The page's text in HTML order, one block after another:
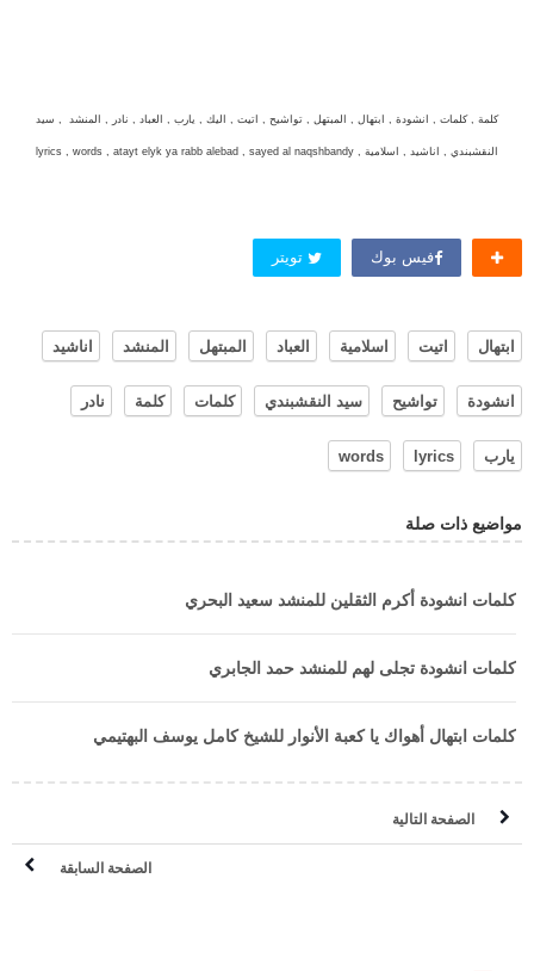
كلمة , كلمات , انشودة , ابتهال , المبتهل , تواشيح , اتيت , اليك , يارب , العباد , نادر , المنشد , سيد
النقشبندي , اناشيد , اسلامية , lyrics , words , atayt elyk ya rabb alebad , sayed al naqshbandy
فيس بوك تويتر
ابتهال اتيت اسلامية العباد المبتهل المنشد اناشيد
انشودة تواشيح سيد النقشبندي كلمات كلمة نادر
يارب lyrics
words
مواضيع ذات صلة
كلمات انشودة أكرم الثقلين للمنشد سعيد البحري
كلمات انشودة تجلى لهم للمنشد حمد الجابري
كلمات ابتهال أهواك يا كعبة الأنوار للشيخ كامل يوسف البهتيمي
الصفحة التالية
الصفحة السابقة